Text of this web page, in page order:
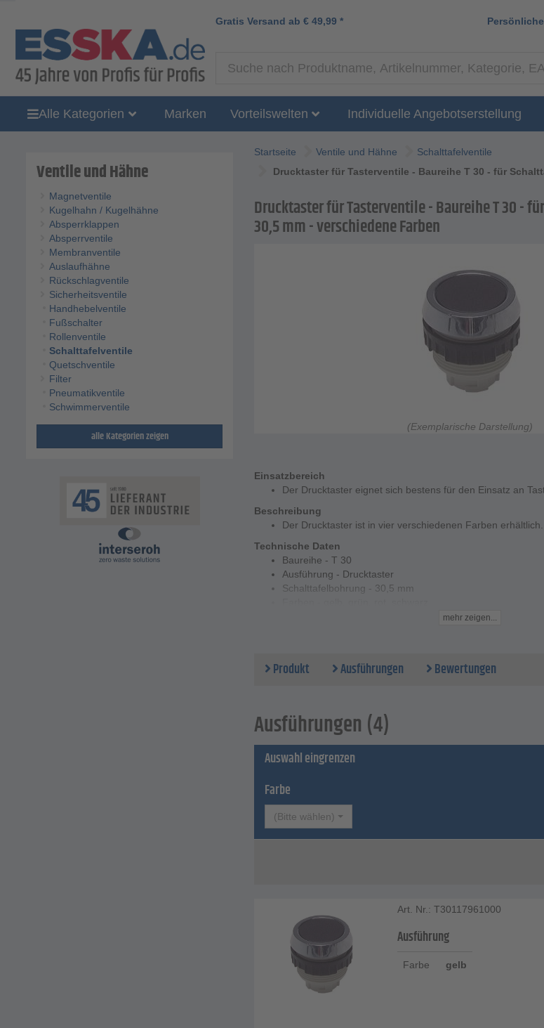
Gratis Versand ab € 49,99 *
Alle Kategorien Marken Vorteilswelten Individuelle Angebotserstellung
Ventile und Hähne
Magnetventile
Kugelhahn / Kugelhähne
Absperrklappen
Absperrventile
Membranventile
Auslaufhähne
Rückschlagventile
Sicherheitsventile
Handhebelventile
Fußschalter
Rollenventile
Schalttafelventile
Quetschventile
Filter
Pneumatikventile
Schwimmerventile
alle Kategorien zeigen
Startseite Ventile und Hähne
Schalttafelventile
Drucktaster für Tasterventile - Baureihe T 30 - für
Drucktaster für Tasterventile - Baureihe T 30 -
30,5 mm - verschiedene Farben
(Exemplarische Darstellung)
Einsatzbereich
Der Drucktaster eignet sich bestens für den Einsatz an
Beschreibung
Der Drucktaster ist in vier verschiedenen Farben erhältlich.
Technische Daten
Baureihe - T 30
Ausführung - Drucktaster
Schalttafelbohrung - 30,5 mm
mehr zeigen...
Produkt Ausführungen Bewertungen
Ausführungen (4)
Auswahl eingrenzen
Farbe
(Bitte wählen)
Art. Nr.: T30117961000
Ausführung
Farbe gelb